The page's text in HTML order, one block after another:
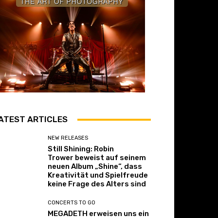
ARTICLES
NEW RELEASES
Still Shining: Robin
Trower beweist auf seinem
neuen Album „Shine“, dass
Kreativität und Spielfreude
keine Frage des Alters sind
CONCERTS TO GO
MEGADETH erweisen uns ein